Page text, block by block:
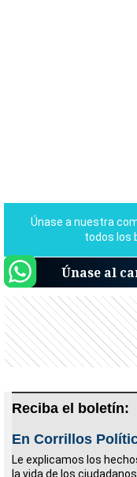
Únase al
Reciba el boletín:
En Corrillos
Le explicamos los
la vida de los ciudadanos